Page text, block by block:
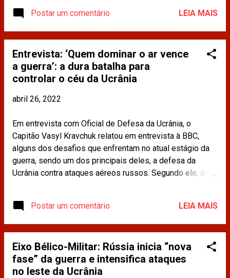
61136800 Os materiais publicados na imprensa e
compartilhados neste site não refletem a opinião da
CDINT / OAB-RJ.
Postar um comentário LEIA MAIS
Entrevista: ‘Quem dominar o ar vence
a guerra’: a dura batalha para
controlar o céu da Ucrânia
abril 26, 2022
Em entrevista com Oficial de Defesa da Ucrânia, o
Capitão Vasyl Kravchuk relatou em entrevista à BBC,
alguns dos desafios que enfrentam no atual estágio da
guerra, sendo um dos principais deles, a defesa da
Ucrânia contra ataques aéreos russos. Segundo ele, as
https://www.bbc.com/portuguese/internacional-
61131079 Os materiais publicados na imprensa e
compartilhados neste site não refletem a opinião da
CDINT / OAB-RJ.
Postar um comentário LEIA MAIS
Eixo Bélico-Militar: Rússia inicia “nova
fase” da guerra e intensifica ataques
no leste da Ucrânia